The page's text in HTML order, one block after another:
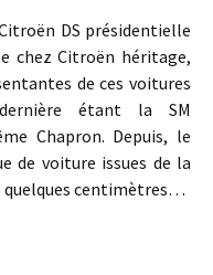
DS présidentielle
chez Citroën héritage,
de ces voitures
étant la SM
Chapron. Depuis, le
de voiture issues de la
quelques centimètres…